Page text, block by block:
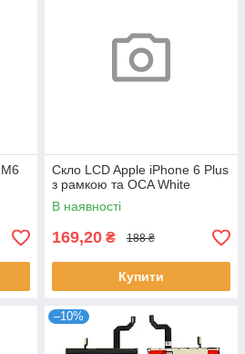
Скло LCD Apple iPhone 6 Plus
з рамкою та OCA White
В наявності
169,20 ₴ 188 ₴
Купити
–10%